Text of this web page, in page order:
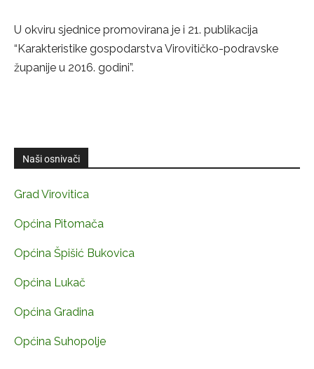
U okviru sjednice promovirana je i 21. publikacija
“Karakteristike gospodarstva Virovitičko-podravske
županije u 2016. godini”.
Naši osnivači
Grad Virovitica
Općina Pitomača
Općina Špišić Bukovica
Općina Lukač
Općina Gradina
Općina Suhopolje